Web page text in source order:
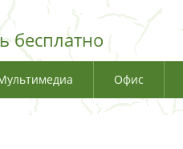
бесплатно
Офис